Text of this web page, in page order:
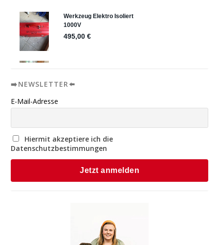
➡️NEWSLETTER⬅️
E-Mail-Adresse
Hiermit akzeptiere ich die
Datenschutzbestimmungen